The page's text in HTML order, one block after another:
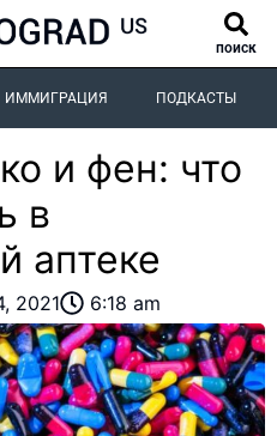
поиск
ИММИГРАЦИЯ ПОДКАСТЫ
и фен: что
в
аптеке
2021 6:18 am